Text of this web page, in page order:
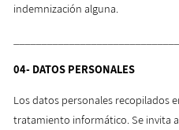
indemnización alguna.
04- DATOS PERSONALES
Los datos personales recopilados
tratamiento informático. Se invita